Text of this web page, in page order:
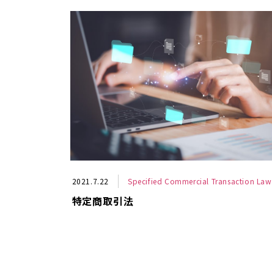
2021.7.22 Specified Commercial Transaction Law
特定商取引法